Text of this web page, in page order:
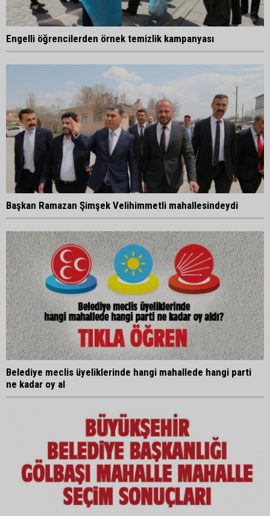
Engelli öğrencilerden örnek temizlik kampanyası
Başkan Ramazan Şimşek Velihimmetli mahallesindeydi
Belediye meclis üyeliklerinde hangi mahallede hangi parti
ne kadar oy al